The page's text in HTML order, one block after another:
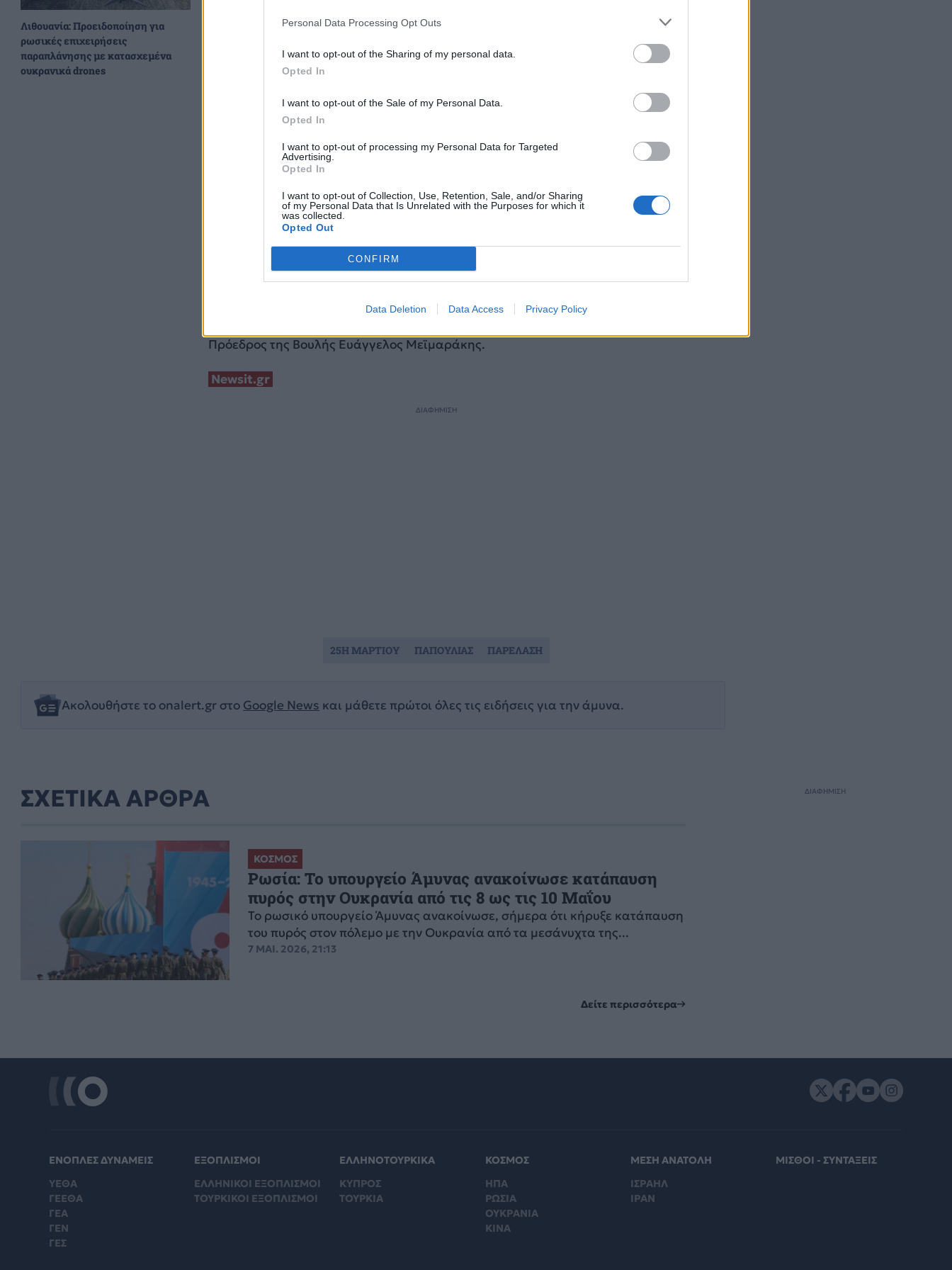
Personal Data Processing Opt Outs
I want to opt-out of the Sharing of my personal data.
Opted In
I want to opt-out of the Sale of my Personal Data.
Opted In
I want to opt-out of processing my Personal Data for Targeted
Advertising.
Opted In
I want to opt-out of Collection, Use, Retention, Sale, and/or Sharing
of my Personal Data that Is Unrelated with the Purposes for which it
was collected.
Opted Out
CONFIRM
Data Deletion Data Access Privacy Policy
Λιθουανία: Προειδοποίηση για
ρωσικές επιχειρήσεις
παραπλάνησης με κατασχεμένα
ουκρανικά drones
“Σήμερα στείλαμε ένα μήνυμα ισχύος, ένα μήνυμα ειρήνης. Η Ελλάδα
ο υπουργός Εθνικής Αμυνας Δημήτρης Αβραμόπουλος. “Με σταθερά βήματα
Πρόεδρος της Βουλής Ευάγγελος Μεϊμαράκης.
Newsit.gr
ΔΙΑΦΗΜΙΣΗ
Ακολουθήστε το onalert.gr στο Google News και μάθετε πρώτοι όλες τις ειδήσεις για την άμυνα.
25Η ΜΑΡΤΙΟΥ ΠΑΠΟΥΛΙΑΣ ΠΑΡΕΛΑΣΗ
ΣΧΕΤΙΚΑ ΑΡΘΡΑ
ΚΟΣΜΟΣ
Ρωσία: Το υπουργείο Άμυνας ανακοίνωσε κατάπαυση
πυρός στην Ουκρανία από τις 8 ως τις 10 Μαΐου
Το ρωσικό υπουργείο Άμυνας ανακοίνωσε, σήμερα ότι κήρυξε κατάπαυση
του πυρός στον πόλεμο με την Ουκρανία από τα μεσάνυχτα της...
7 ΜΑΙ. 2026, 21:13
Δείτε περισσότερα
ΔΙΑΦΗΜΙΣΗ
ΕΝΟΠΛΕΣ ΔΥΝΑΜΕΙΣ
ΥΕΘΑ
ΓΕΕΘΑ
ΓΕΑ
ΓΕΝ
ΓΕΣ
ΕΞΟΠΛΙΣΜΟΙ
ΕΛΛΗΝΙΚΟΙ ΕΞΟΠΛΙΣΜΟΙ
ΤΟΥΡΚΙΚΟΙ ΕΞΟΠΛΙΣΜΟΙ
ΕΛΛΗΝΟΤΟΥΡΚΙΚΑ
ΚΥΠΡΟΣ
ΤΟΥΡΚΙΑ
ΚΟΣΜΟΣ
ΗΠΑ
ΡΩΣΙΑ
ΟΥΚΡΑΝΙΑ
ΚΙΝΑ
ΜΕΣΗ ΑΝΑΤΟΛΗ
ΙΣΡΑΗΛ
ΙΡΑΝ
ΜΙΣΘΟΙ - ΣΥΝΤΑΞΕΙΣ